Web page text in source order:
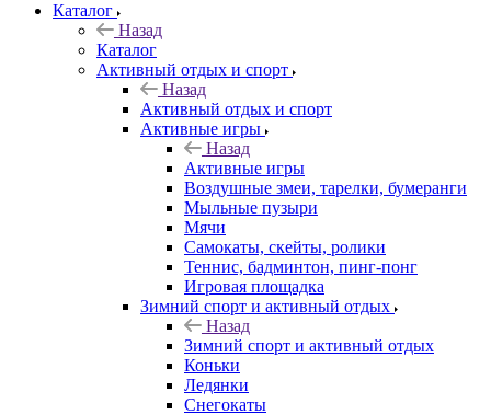
Каталог
Назад
Каталог
Активный отдых и спорт
Назад
Активный отдых и спорт
Активные игры
Назад
Активные игры
Воздушные змеи, тарелки, бумеранги
Мыльные пузыри
Мячи
Самокаты, скейты, ролики
Теннис, бадминтон, пинг-понг
Игровая площадка
Зимний спорт и активный отдых
Назад
Зимний спорт и активный отдых
Коньки
Ледянки
Снегокаты